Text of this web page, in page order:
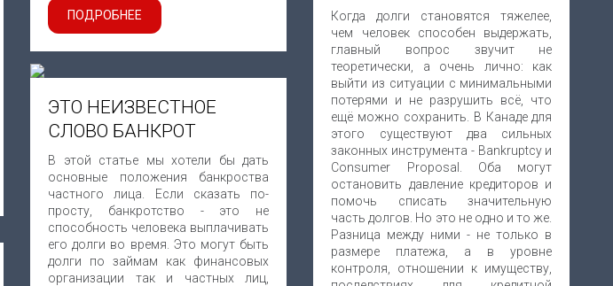
ПОДРОБНЕЕ
Когда долги становятся тяжелее,
чем человек способен выдержать,
главный вопрос звучит не
теоретически, а очень лично: как
выйти из ситуации с минимальными
потерями и не разрушить всё, что
ещё можно сохранить. В Канаде для
этого существуют два сильных
законных инструмента - Bankruptcy и
Consumer Proposal. Оба могут
остановить давление кредиторов и
помочь списать значительную
часть долгов. Но это не одно и то же.
Разница между ними - не только в
размере платежа, а в уровне
контроля, отношении к имуществу,
ЭТО НЕИЗВЕСТНОЕ
СЛОВО БАНКРОТ
В этой статье мы хотели бы дать
основные положения банкроства
частного лица. Если сказать по-
просту, банкротство - это не
способность человека выплачивать
его долги во время. Это могут быть
долги по займам как финансовых
организации так и частных лиц,